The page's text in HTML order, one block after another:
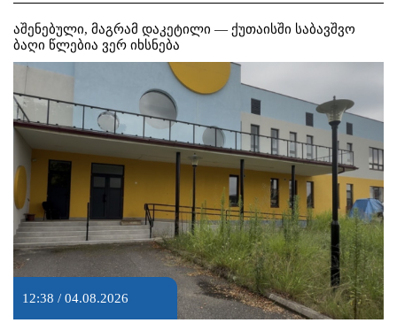
აშენებული, მაგრამ დაკეტილი — ქუთაისში საბავშვო
ბაღი წლებია ვერ იხსნება
12:38 / 04.08.2026